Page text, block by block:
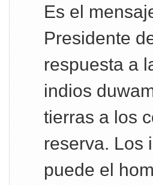
Es el
Presidente
respuesta a
indios
tierras a los
reserva. Los
puede el